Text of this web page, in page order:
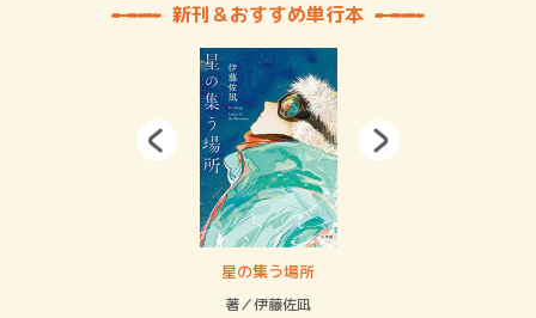
新刊＆おすすめ単行本
星の集う場所
著／伊藤佐凪